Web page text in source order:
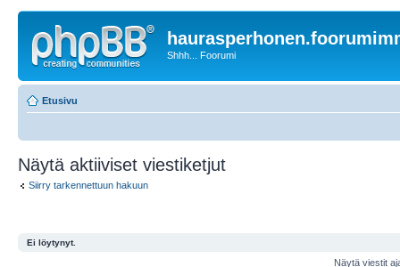
Shhh... Foorumi
Etusivu
Näytä aktiiviset viestiketjut
Siirry tarkennettuun hakuun
Ei löytynyt.
Näytä viestit